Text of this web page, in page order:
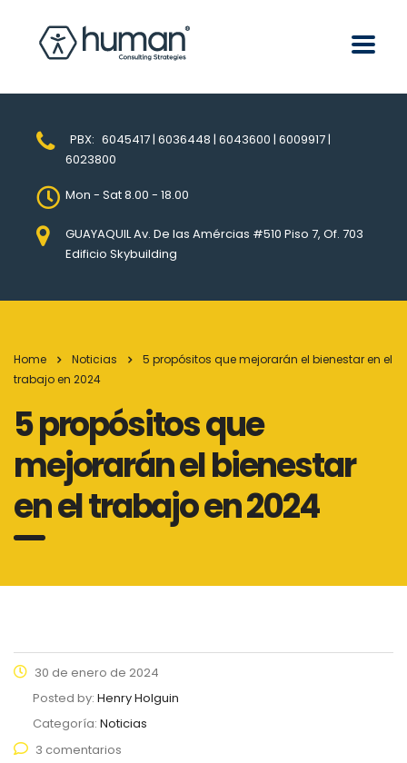
PBX: 6045417 | 6036448 | 6043600 | 6009917 |
6023800
Mon - Sat 8.00 - 18.00
GUAYAQUIL Av. De las Amércias #510 Piso 7, Of. 703
Edificio Skybuilding
Home Noticias
5 propósitos que mejorarán el bienestar en el
trabajo en 2024
5 propósitos que
mejorarán el bienestar
en el trabajo en 2024
30 de enero de 2024
Posted by: Henry Holguin
Categoría: Noticias
3 comentarios